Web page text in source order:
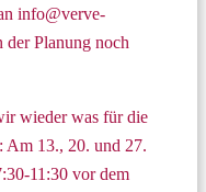
info@verve-
der Planung noch
wieder was für die
Am 13., 20. und 27.
11:30 vor dem